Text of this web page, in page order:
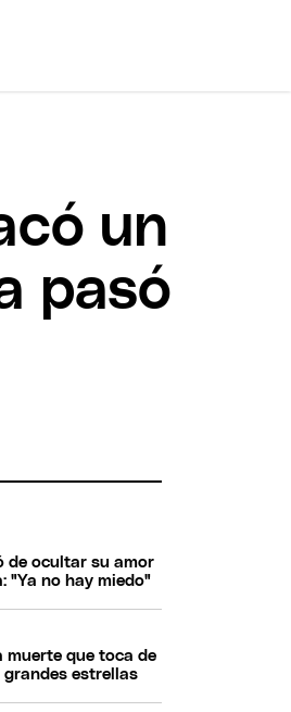
un
pasó
de ocultar su amor
"Ya no hay miedo"
muerte que toca de
grandes estrellas